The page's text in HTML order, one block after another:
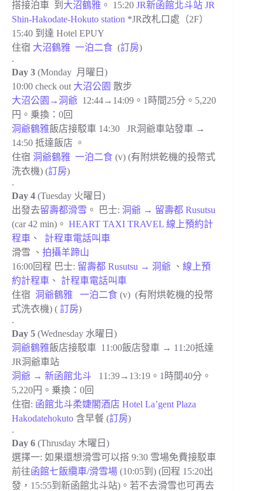
搭接泊車 到 大沼鶴雅 。 15:20 JR新函館北斗站 JR
Shin-Hakodate-Hokuto station *JR改札口處（2F）
15:40 到達 Hotel EPUY
住宿 大沼鶴雅 一泊二食 (訂房)
.
Day 3 (Monday 月曜日)
10:00 check out 大沼公園 散步
大沼公園→洞爺 12:44→14:09。1時間25分。5,220
円。乗換：0回
洞爺鶴雅飯店接駁車 14:30 JR洞爺車站發車 →
14:50 抵達飯店 。
住宿 洞爺鶴雅 一泊二食 (v) (有附烘乾機的投幣式
洗衣機) (訂房)
.
Day 4 (Tuesday 火曜日)
出發去留壽都滑雪 。 巴士: 洞爺 → 留壽都 Rusutsu
(car 42 min)。 HEART TAXI TRAVEL 線上預約計
程車 、 計程車電話叫車
滑雪 、 拍攝羊蹄山
16:00回程 巴士: 留壽都 Rusutsu → 洞爺 、 線上預
約計程車 、 計程車電話叫車
住宿 洞爺鶴雅 一泊二食 (v) (有附烘乾機的投幣
式洗衣機) ( 訂房)
.
Day 5 (Wednesday 水曜日)
洞爺鶴雅飯店接駁車 11:00飯店發車 → 11:20抵達
JR洞爺車站
洞爺 → 新函館北斗 11:39→13:19。1時間40分。
5,220円。乗換：0回
住宿: 函館北斗柔婕閣酒店 Hotel La’gent Plaza
Hakodatehokuto 含早餐 (訂房)
.
Day 6 (Thrusday 木曜日)
選擇一: 如果還想滑雪可以搭 9:30 雪場免費接駁車
前往函館七飯纜車/滑雪場 (10:05到) (回程 15:20出
發，15:55到新函館北斗站)。若不去滑雪也可再去